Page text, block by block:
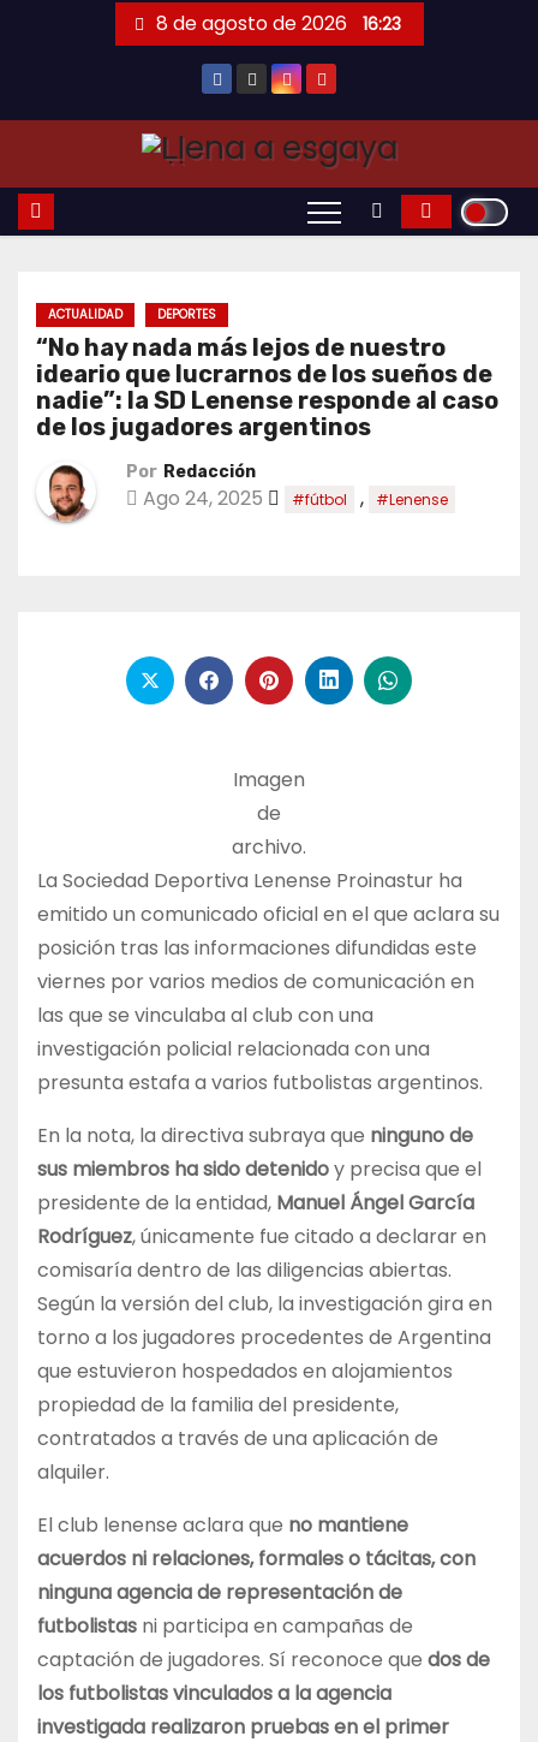
8 de agosto de 2026 16:23
ACTUALIDAD DEPORTES
“No hay nada más lejos de nuestro
ideario que lucrarnos de los sueños de
nadie”: la SD Lenense responde al caso
de los jugadores argentinos
Por Redacción
Ago 24, 2025 #fútbol , #Lenense
Imagen
de
archivo.
La Sociedad Deportiva Lenense Proinastur ha
emitido un comunicado oficial en el que aclara su
posición tras las informaciones difundidas este
viernes por varios medios de comunicación en
las que se vinculaba al club con una
investigación policial relacionada con una
presunta estafa a varios futbolistas argentinos.
En la nota, la directiva subraya que ninguno de
sus miembros ha sido detenidoy precisa que el
presidente de la entidad, Manuel Ángel García
Rodríguez, únicamente fue citado a declarar en
comisaría dentro de las diligencias abiertas.
Según la versión del club, la investigación gira en
torno a los jugadores procedentes de Argentina
que estuvieron hospedados en alojamientos
propiedad de la familia del presidente,
contratados a través de una aplicación de
alquiler.
El club lenense aclara que no mantiene
acuerdos ni relaciones, formales o tácitas, con
ninguna agencia de representación de
futbolistas ni participa en campañas de
captación de jugadores. Sí reconoce que dos de
los futbolistas vinculados a la agencia
investigada realizaron pruebas en el primer